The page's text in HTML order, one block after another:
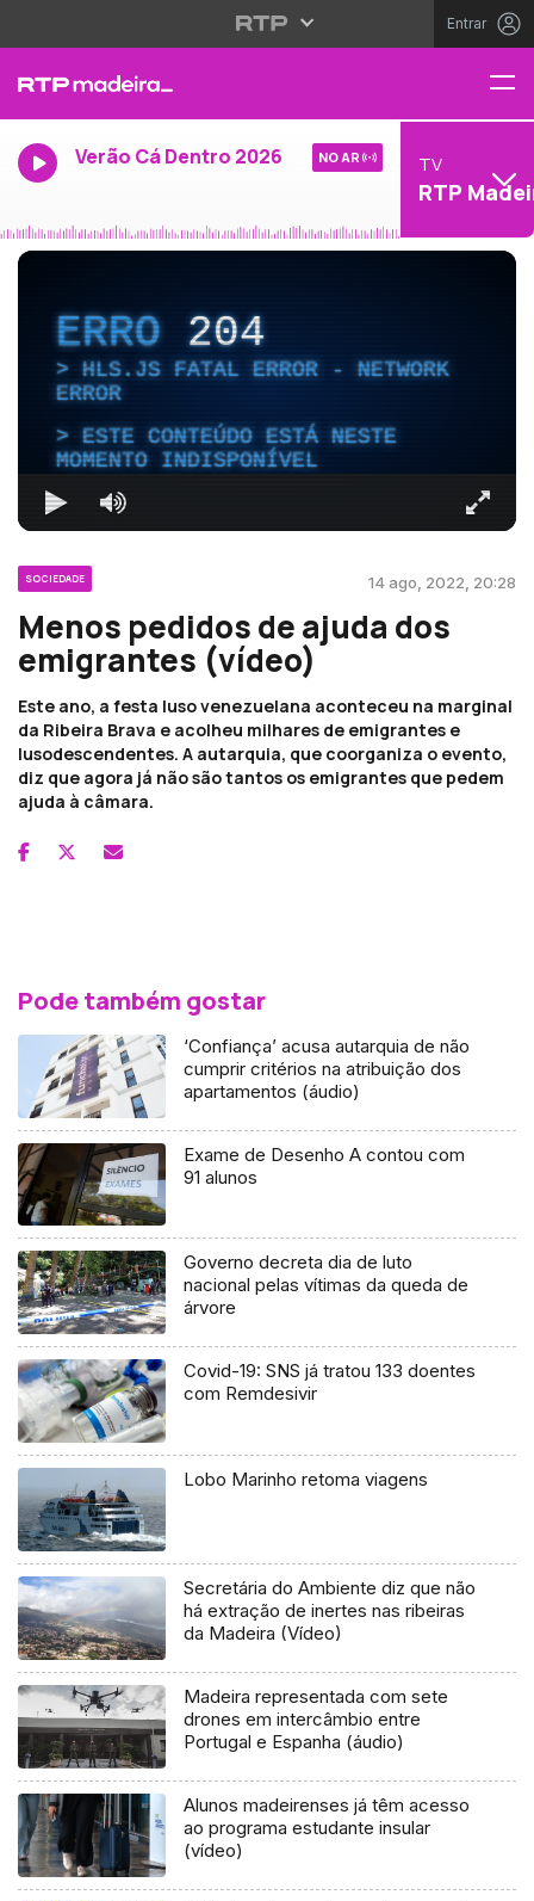
Entrar
Verão Cá Dentro 2026 NO AR TV
RTP
ERRO204
HLS.JS FATAL ERROR - NETWORK
ERROR
ESTE CONTEÚDO ESTÁ NESTE
MOMENTO INDISPONÍVEL
SOCIEDADE 14 ago, 2022, 20:28
Menos pedidos de ajuda dos
emigrantes (vídeo)
Este ano, a festa luso venezuelana aconteceu na marginal
da Ribeira Brava e acolheu milhares de emigrantes e
lusodescendentes. A autarquia, que coorganiza o evento,
diz que agora já não são tantos os emigrantes que pedem
ajuda à câmara.
Pode também gostar
‘Confiança’ acusa autarquia de não
cumprir critérios na atribuição dos
apartamentos (áudio)
Exame de Desenho A contou com
91 alunos
Governo decreta dia de luto
nacional pelas vítimas da queda de
árvore
Covid-19: SNS já tratou 133 doentes
com Remdesivir
Lobo Marinho retoma viagens
Secretária do Ambiente diz que não
há extração de inertes nas ribeiras
da Madeira (Vídeo)
Madeira representada com sete
drones em intercâmbio entre
Portugal e Espanha (áudio)
Alunos madeirenses já têm acesso
ao programa estudante insular
(vídeo)